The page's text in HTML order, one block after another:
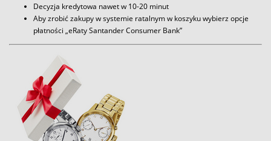
Decyzja kredytowa nawet w 10-20 minut
Aby zrobić zakupy w systemie ratalnym w koszyku wybierz opcje
płatności „eRaty Santander Consumer Bank”